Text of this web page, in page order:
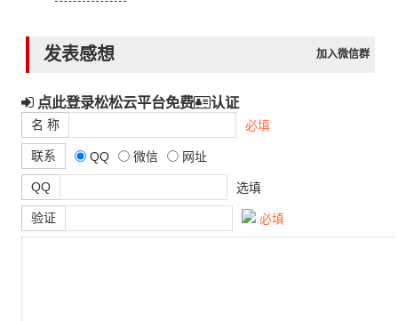
发表感想 加入微信群
点此登录松松云平台免费 认证
名 称 必填
联系 QQ 微信 网址
QQ 选填
验证 必填